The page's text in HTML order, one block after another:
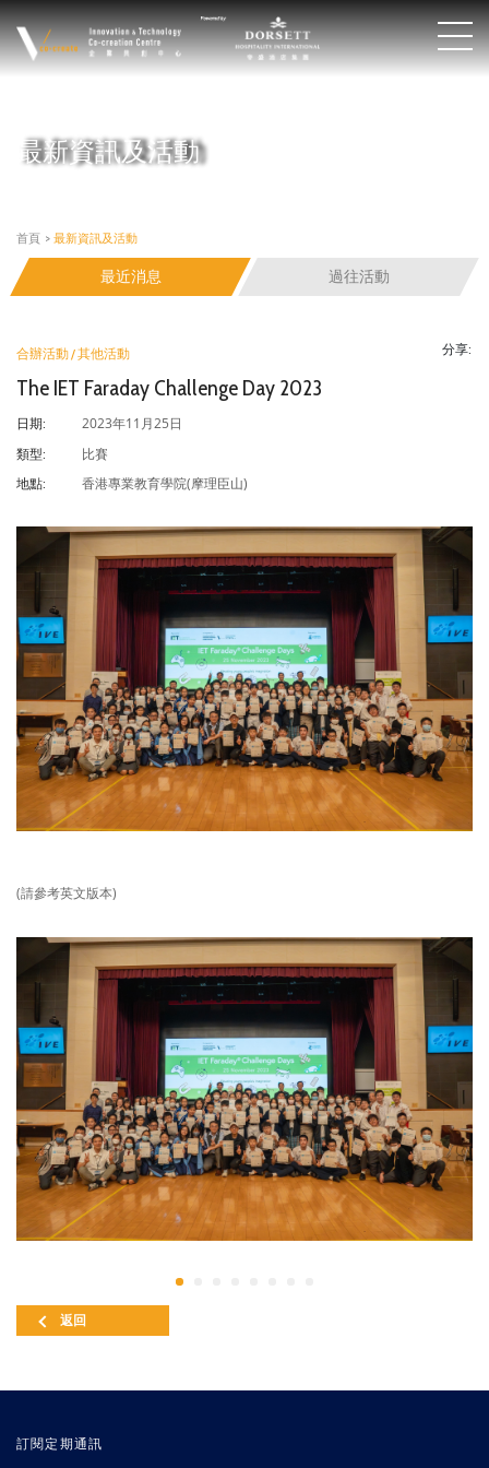
最新資訊及活動
首頁 > 最新資訊及活動
最近消息 過往活動
合辦活動 / 其他活動 分享:
The IET Faraday Challenge Day 2023
日期: 2023年11月25日
類型: 比賽
地點: 香港專業教育學院(摩理臣山)
(請參考英文版本)
返回
訂閱定期通訊